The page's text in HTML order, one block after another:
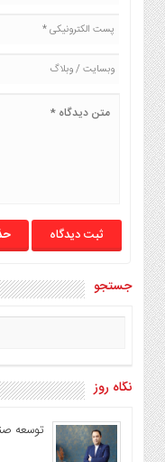
جستجو
نگاه روز
توسعه